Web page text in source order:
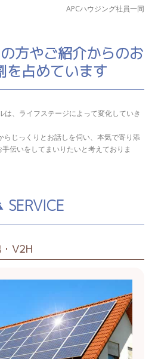
APCハウジング社員一同
方やご紹介からのお
を占めています
は、ライフステージによって変化していき
らじっくりとお話しを伺い、本気で寄り添
伝いをしてまいりたいと考えておりま
SERVICE
V2H